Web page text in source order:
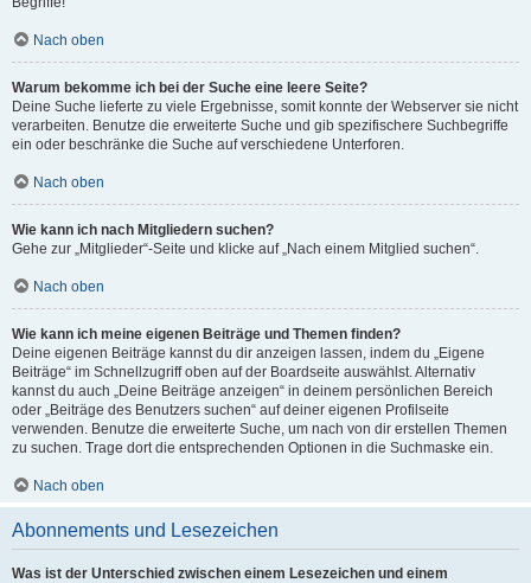
Nach oben
Warum bekomme ich bei der Suche eine leere Seite?
Deine Suche lieferte zu viele Ergebnisse, somit konnte der Webserver sie nicht
verarbeiten. Benutze die erweiterte Suche und gib spezifischere Suchbegriffe
ein oder beschränke die Suche auf verschiedene Unterforen.
Nach oben
Wie kann ich nach Mitgliedern suchen?
Gehe zur „Mitglieder“-Seite und klicke auf „Nach einem Mitglied suchen“.
Nach oben
Wie kann ich meine eigenen Beiträge und Themen finden?
Deine eigenen Beiträge kannst du dir anzeigen lassen, indem du „Eigene
Beiträge“ im Schnellzugriff oben auf der Boardseite auswählst. Alternativ
kannst du auch „Deine Beiträge anzeigen“ in deinem persönlichen Bereich
oder „Beiträge des Benutzers suchen“ auf deiner eigenen Profilseite
verwenden. Benutze die erweiterte Suche, um nach von dir erstellen Themen
zu suchen. Trage dort die entsprechenden Optionen in die Suchmaske ein.
Nach oben
Abonnements und Lesezeichen
Was ist der Unterschied zwischen einem Lesezeichen und einem